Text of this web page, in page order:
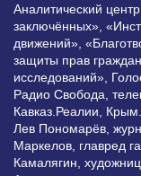
Аналитический
заключённых»,
движений»,
защиты прав
исследований»,
Радио Свобода,
Кавказ.Реалии,
Лев Пономарёв,
Маркелов, главред
Камалягин,